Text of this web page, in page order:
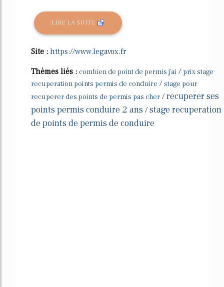
LIRE LA SUITE
Site : https://www.legavox.fr
Thèmes liés : combien de point de permis j'ai / prix stage
recuperation points permis de conduire /stage pour
recuperer des points de permis pas cher /recuperer ses
points permis conduire 2 ans /stage recuperation
de points de permis de conduire